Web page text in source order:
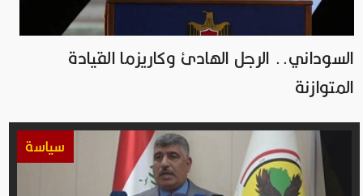
السوداني.. الرجل الهادئ وكاريزما القيادة
المتوازنة
سياسة